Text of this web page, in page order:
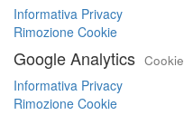
Informativa Privacy
Rimozione Cookie
Google Analytics
Informativa Privacy
Rimozione Cookie